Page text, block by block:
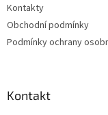
Kontakty
Obchodní podmínky
Podmínky ochrany
Kontakt